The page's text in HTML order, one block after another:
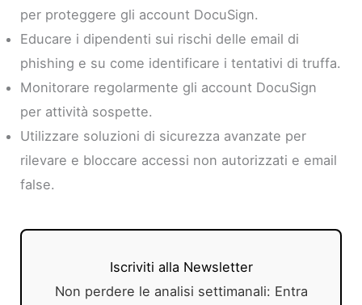
per proteggere gli account DocuSign.
Educare i dipendenti sui rischi delle email di
phishing e su come identificare i tentativi di truffa.
Monitorare regolarmente gli account DocuSign
per attività sospette.
Utilizzare soluzioni di sicurezza avanzate per
rilevare e bloccare accessi non autorizzati e email
false.
Iscriviti alla Newsletter
Non perdere le analisi settimanali: Entra